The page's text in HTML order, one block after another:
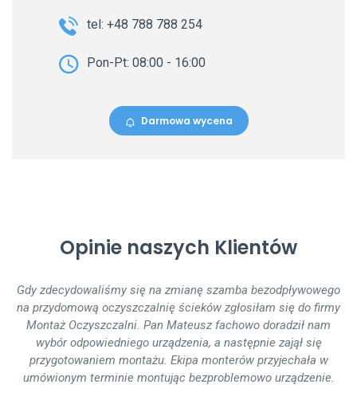
tel: +48 788 788 254
Pon-Pt: 08:00 - 16:00
Darmowa wycena
Opinie naszych Klientów
Montaż oczyszczalni ścieków podczas budowy przebiegł
bezproblemowo. Trwał jeden dzień, ekipa montująca działała
sprawnie - widać, że nie robili tego 1. raz. Polecam innym
współpracę z firmą MontażOczyszczalni.pl
Gdy zdecydowaliśmy się na zmianę szamba bezodpływowego
na przydomową oczyszczalnię ścieków zgłosiłam się do firmy
Montaż Oczyszczalni. Pan Mateusz fachowo doradził nam
wybór odpowiedniego urządzenia, a następnie zajął się
przygotowaniem montażu. Ekipa monterów przyjechała w
umówionym terminie montując bezproblemowo urządzenie.